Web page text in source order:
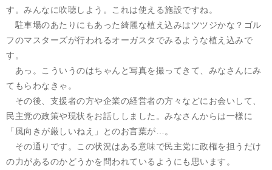
す。みんなに吹聴しよう。これは使える施設ですね。
駐車場のあたりにもあった綺麗な植え込みはツツジかな？ゴル
フのマスターズが行われるオーガスタでみるような植え込みで
す。
あっ。こういうのはちゃんと写真を撮ってきて、みなさんにみ
てもらわなきゃ。
その後、支援者の方や企業の経営者の方々などにお会いして、
民主党の政策や現状をお話ししました。みなさんからは一様に
「風向きが厳しいねえ」とのお言葉が…。
その通りです。この状況はある意味で民主党に政権を担うだけ
の力があるのかどうかを問われているようにも思います。